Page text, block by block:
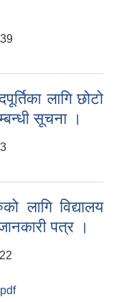
लागि छोटो
सूचना ।
लागि विद्यालय
पत्र ।